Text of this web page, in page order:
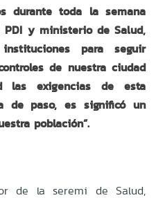
durante toda la semana
PDI y ministerio de Salud,
para seguir
de nuestra ciudad
las exigencias de esta
de paso, es significó un
población”.
de la seremi de Salud,